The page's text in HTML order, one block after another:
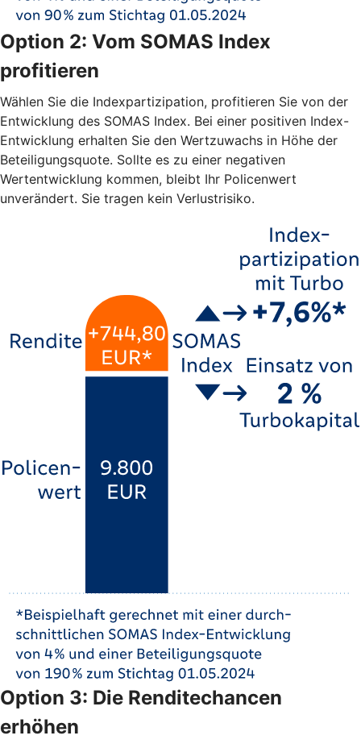
Option 2: Vom SOMAS Index
profitieren
Wählen Sie die Indexpartizipation, profitieren Sie von der
Entwicklung des SOMAS Index. Bei einer positiven Index-
Entwicklung erhalten Sie den Wertzuwachs in Höhe der
Beteiligungsquote. Sollte es zu einer negativen
Wertentwicklung kommen, bleibt Ihr Policenwert
unverändert. Sie tragen kein Verlustrisiko.
Option 3: Die Renditechancen
erhöhen